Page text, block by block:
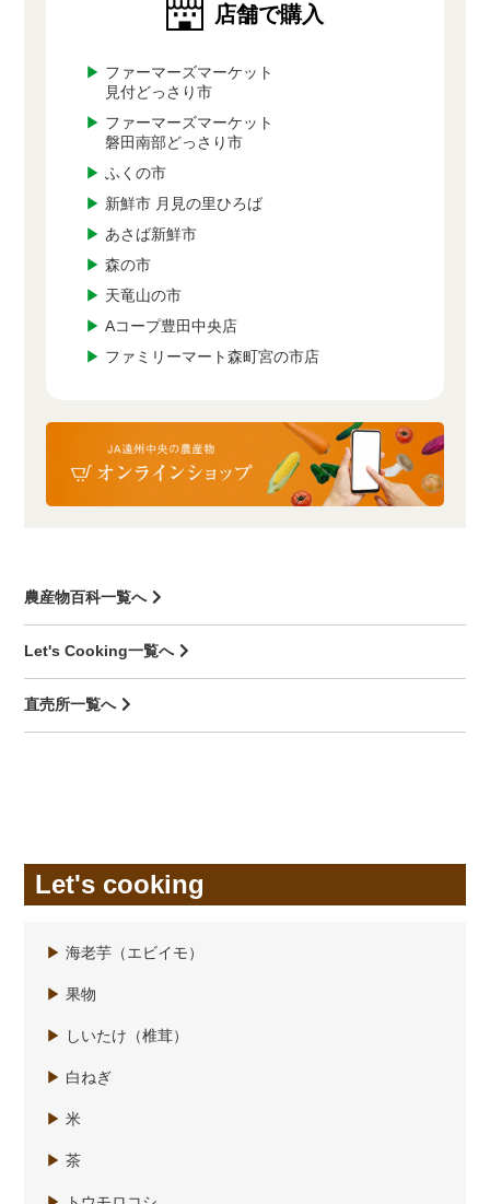
店舗で購入
▶ ファーマーズマーケット
見付どっさり市
▶ ファーマーズマーケット
磐田南部どっさり市
▶ ふくの市
▶ 新鮮市 月見の里ひろば
▶ あさば新鮮市
▶ 森の市
▶ 天竜山の市
▶ Aコープ豊田中央店
▶ ファミリーマート森町宮の市店
農産物百科一覧へ
Let's Cooking一覧へ
直売所一覧へ
Let's cooking
▶ 海老芋（エビイモ）
▶ 果物
▶ しいたけ（椎茸）
▶ 白ねぎ
▶ 米
▶ 茶